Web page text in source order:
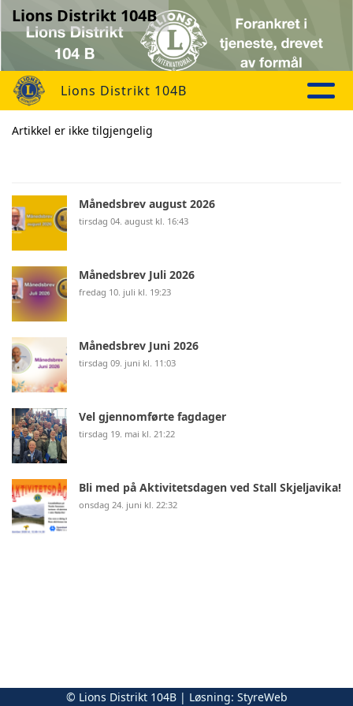
Lions Distrikt 104B
Lions Distrikt 104B
Artikkel er ikke tilgjengelig
Månedsbrev august 2026
tirsdag 04. august kl. 16:43
Månedsbrev Juli 2026
fredag 10. juli kl. 19:23
Månedsbrev Juni 2026
tirsdag 09. juni kl. 11:03
Vel gjennomførte fagdager
tirsdag 19. mai kl. 21:22
Bli med på Aktivitetsdagen ved Stall Skjeljavika!
onsdag 24. juni kl. 22:32
© Lions Distrikt 104B | Løsning: StyreWeb